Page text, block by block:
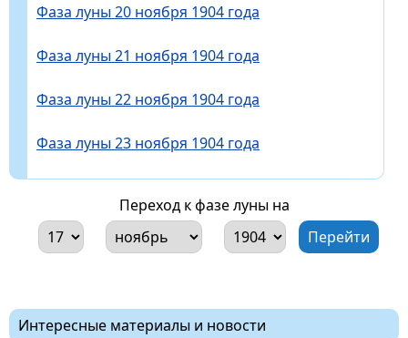
Фаза луны 20 ноября 1904 года
Фаза луны 21 ноября 1904 года
Фаза луны 22 ноября 1904 года
Фаза луны 23 ноября 1904 года
Переход к фазе луны на
Интересные материалы и новости